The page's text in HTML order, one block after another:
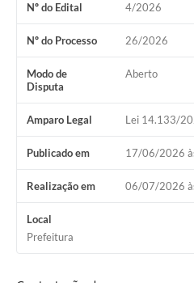
Nº do Edital 4/2026
Nº do Processo 26/2026
Modo de
Disputa
Aberto
Amparo Legal Lei 14.133/
Publicado em 17/06/2026
Realização em 06/07/2026
Local
Prefeitura